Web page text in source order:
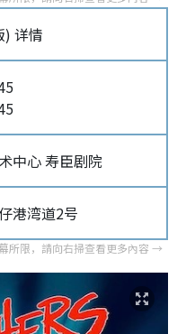
详情
中心 寿臣剧院
港湾道2号